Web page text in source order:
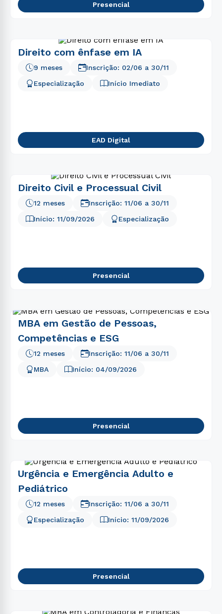
Presencial
Direito com ênfase em IA
Especialização
9 meses
Início Imediato
Inscrição: 02/06 a 30/11
EAD Digital
Direito Civil e Processual Civil
12 meses
Início: 11/09/2026 Especialização
Inscrição: 11/06 a 30/11
Presencial
MBA em Gestão de Pessoas,
Competências e ESG
MBA Início: 04/09/2026
12 meses Inscrição: 11/06 a 30/11
Presencial
Urgência e Emergência Adulto e
Pediátrico
Especialização
12 meses
Início: 11/09/2026
Inscrição: 11/06 a 30/11
Presencial